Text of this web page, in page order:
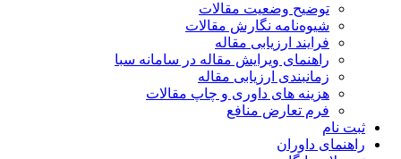
توضیح وضعیت مقالات
شیوه‌نامه نگارش مقالات
فرایند ارزیابی مقاله
راهنمای ویرایش مقاله در سامانه سبا
زمانبندی ارزیابی مقاله
هزینه های داوری و چاپ مقالات
فرم تعارض منافع
ثبت نام
راهنمای داوران